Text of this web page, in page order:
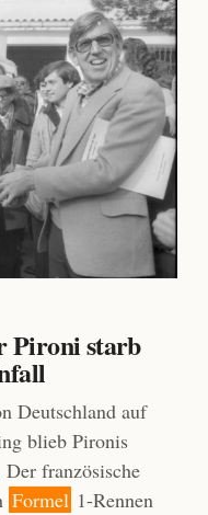
Pironi starb
Deutschland auf
blieb Pironis
französische
Formel 1-Rennen